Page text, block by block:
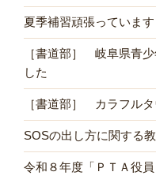
夏季補習頑張っています
［書道部］ 岐阜県青
した
［書道部］ カラフル
SOSの出し方に関する
令和８年度「ＰＴＡ役員